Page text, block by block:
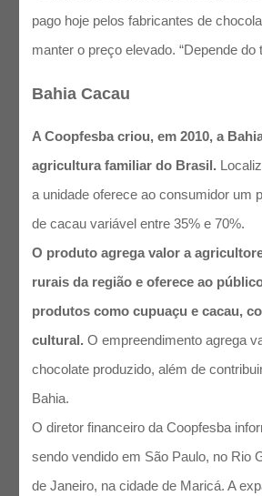
pago hoje pelos fabricantes de
manter o preço elevado. “Depende do
Bahia Cacau
A Coopfesba criou, em 2010, a
agricultura familiar do Brasil.
a unidade oferece ao consumidor um
de cacau variável entre 35% e 70%.
O produto agrega valor a
rurais da região e oferece ao
produtos como cupuaçu e cacau,
cultural. O empreendimento agrega
chocolate produzido, além de
Bahia.
O diretor financeiro da Coopfesba
sendo vendido em São Paulo, no Rio
de Janeiro, na cidade de Maricá. A